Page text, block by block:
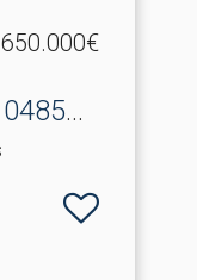
650.000€